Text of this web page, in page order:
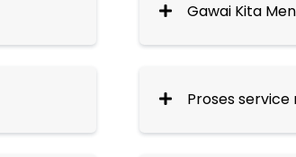
Gawai Kita
Proses service